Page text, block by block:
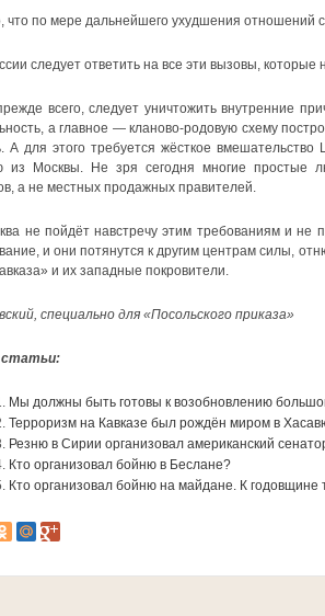
что по мере дальнейшего ухудшения отношений
следует ответить на все эти вызовы,
всего, следует уничтожить внутренние
а главное — кланово-родовую схему
А для этого требуется жёсткое
из Москвы. Не зря сегодня многие простые
а не местных продажных правителей.
не пойдёт навстречу этим требованиям и не
и они потянутся к другим центрам силы,
и их западные покровители.
специально для «Посольского приказа»
статьи:
Мы должны быть готовы к возобновлению
Терроризм на Кавказе был рождён миром в
Резню в Сирии организовал американский
Кто организовал бойню в Беслане?
Кто организовал бойню на майдане. К годовщине